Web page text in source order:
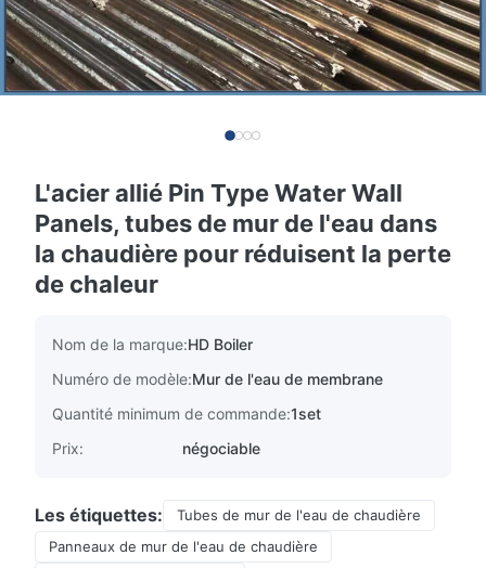
L'acier allié Pin Type Water Wall
Panels, tubes de mur de l'eau dans
la chaudière pour réduisent la perte
de chaleur
Nom de la marque:HD Boiler
Numéro de modèle:Mur de l'eau de membrane
Quantité minimum de commande:1set
Prix:
négociable
Les étiquettes:
Tubes de mur de l'eau de chaudière
Panneaux de mur de l'eau de chaudière